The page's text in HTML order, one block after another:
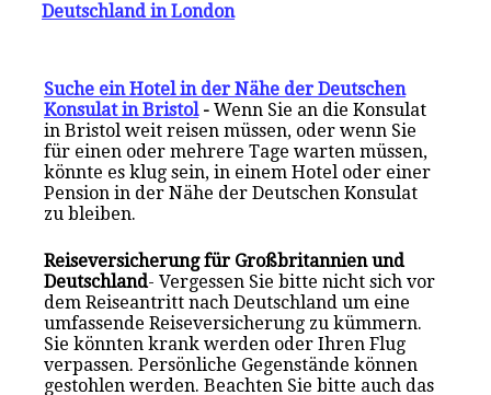
Deutschland in London
Suche ein Hotel in der Nähe der Deutschen
Konsulat in Bristol-Wenn Sie an die Konsulat
in Bristol weit reisen müssen, oder wenn Sie
für einen oder mehrere Tage warten müssen,
könnte es klug sein, in einem Hotel oder einer
Pension in der Nähe der Deutschen Konsulat
zu bleiben.
Reiseversicherung für Großbritannien und
Deutschland- Vergessen Sie bitte nicht sich vor
dem Reiseantritt nach Deutschland um eine
umfassende Reiseversicherung zu kümmern.
Sie könnten krank werden oder Ihren Flug
verpassen. Persönliche Gegenstände können
gestohlen werden. Beachten Sie bitte auch das